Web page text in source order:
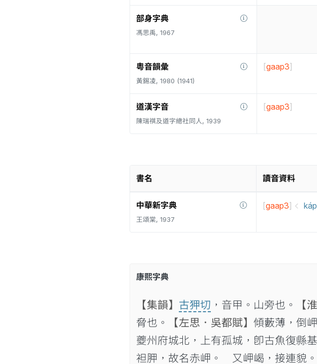
部身字典
馮思禹, 1967
粵音韻彙
黃錫凌, 1980 (1941)
[gaap3]
道漢字音
陳瑞祺及道字總社同人, 1939
[gaap3]
書名 讀音資料
中華新字典
王頌棠, 1937
[gaap3] káp⸰
康熙字典
【集韻】 古狎切 ，音甲。山旁也。 【
脅也。
【左思．吳都賦】 傾藪薄，倒岬
夔州府城北，上有孤城，卽古魚復縣
袒胛，故名赤岬。 又岬嵑，接連貌。